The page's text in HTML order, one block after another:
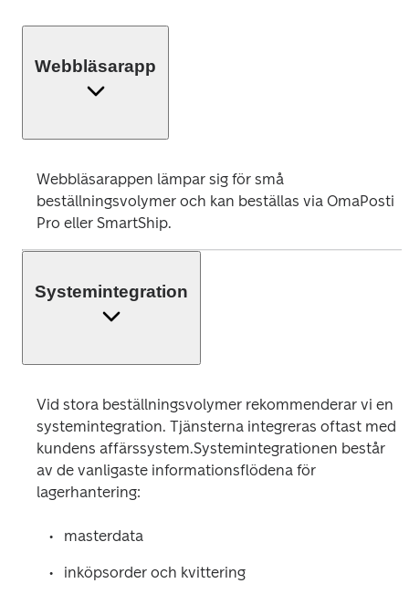
Webbläsarapp
Webbläsarappen lämpar sig för små
beställningsvolymer och kan beställas via OmaPosti
Pro eller SmartShip.
Systemintegration
Vid stora beställningsvolymer rekommenderar vi en
systemintegration. Tjänsterna integreras oftast med
kundens affärssystem.Systemintegrationen består
av de vanligaste informationsflödena för
lagerhantering:
masterdata
inköpsorder och kvittering